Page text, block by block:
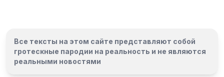
Все тексты на этом сайте представляют собой
гротескные пародии на реальность и не являются
реальными новостями